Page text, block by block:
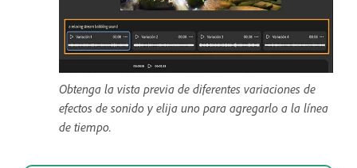
Obtenga la vista previa de diferentes variaciones de
efectos de sonido y elija uno para agregarlo a la línea
de tiempo.